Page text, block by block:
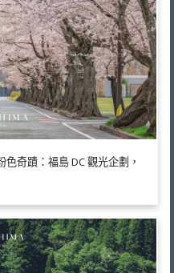
奇蹟：福島 DC 觀光企劃，